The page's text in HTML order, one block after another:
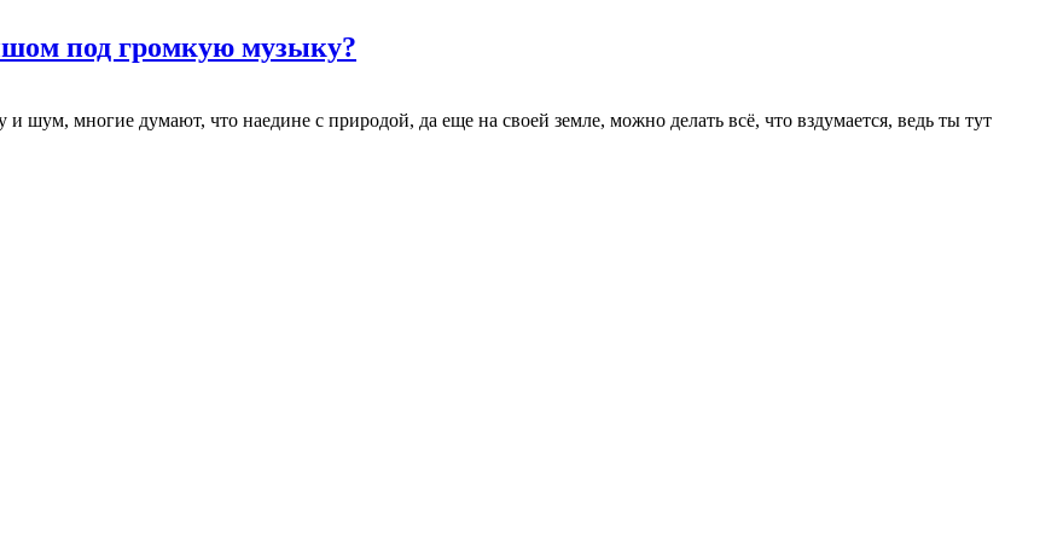
под громкую музыку?
и шум, многие думают, что наедине с природой, да еще на своей земле, можно делать всё, что вздумается, ведь ты тут